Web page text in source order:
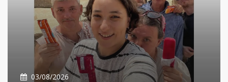
03/08/2026